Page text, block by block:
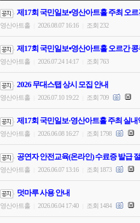
제17회 국민일보⦁영산아트홀 주최 오
영산아트홀 2026.08.07 16:16 조회 232
제17회 국민일보⦁영산아트홀 오르간
영산아트홀 2026.07.24 14:17 조회 763
2026 무대스탭 상시 모집 안내
영산아트홀 2026.07.10 19:22 조회 709
제17회 국민일보·영산아트홀 주최 실
영산아트홀 2026.06.08 16:27 조회 1798
공연자 안전교육(온라인) 수료증 발급
영산아트홀 2026.06.07 13:16 조회 1873
덧마루 사용 안내
영산아트홀 2026.06.04 17:40 조회 1484